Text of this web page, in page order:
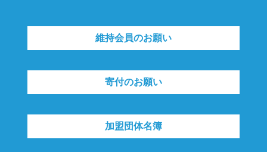
維持会員のお願い
寄付のお願い
加盟団体名簿